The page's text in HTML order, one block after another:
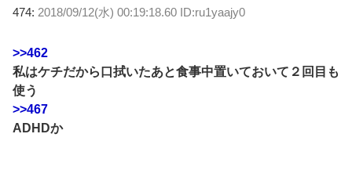
474: 2018/09/12(水) 00:19:18.60 ID:ru1yaajy0
>>462
私はケチだから口拭いたあと食事中置いておいて２回目も
使う
>>467
ADHDか